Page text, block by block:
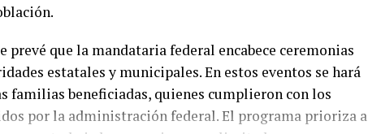
prevé que la mandataria federal encabece ceremonias
estatales y municipales. En estos eventos se hará
familias beneficiadas, quienes cumplieron con los
por la administración federal. El programa prioriza a